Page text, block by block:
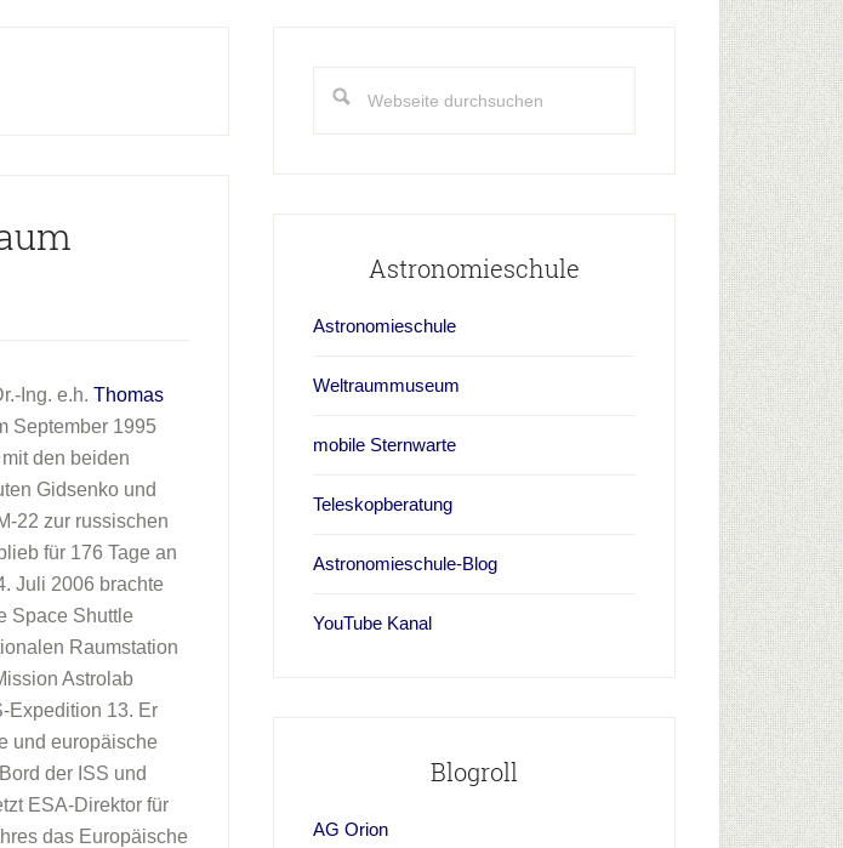
Ing. e.h. Thomas
September 1995
den beiden
Gidsenko und
22 zur russischen
für 176 Tage an
Juli 2006 brachte
Space Shuttle
Raumstation
Astrolab
Expedition 13. Er
und europäische
der ISS und
ESA-Direktor für
das Europäische
durchsuchen
Astronomieschule
Astronomieschule
Weltraummuseum
mobile Sternwarte
Teleskopberatung
Astronomieschule-Blog
YouTube Kanal
Blogroll
AG Orion